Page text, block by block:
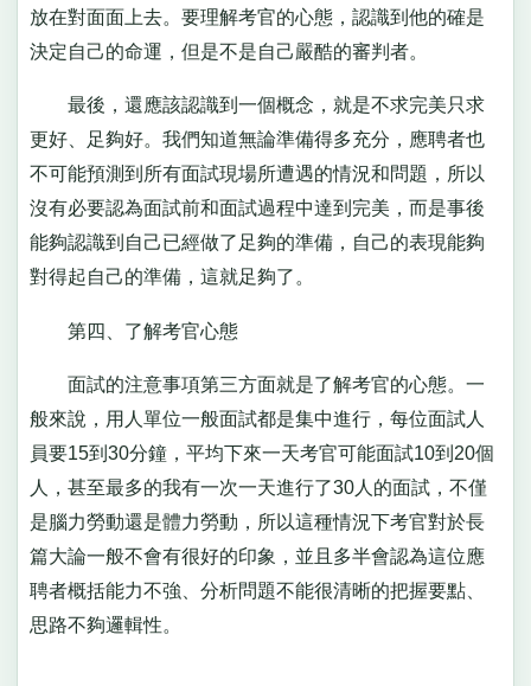
放在對面面上去。要理解考官的心態，認識到他的確是
決定自己的命運，但是不是自己嚴酷的審判者。
最後，還應該認識到一個概念，就是不求完美只求
更好、足夠好。我們知道無論準備得多充分，應聘者也
不可能預測到所有面試現場所遭遇的情況和問題，所以
沒有必要認為面試前和面試過程中達到完美，而是事後
能夠認識到自己已經做了足夠的準備，自己的表現能夠
對得起自己的準備，這就足夠了。
第四、了解考官心態
面試的注意事項第三方面就是了解考官的心態。一
般來說，用人單位一般面試都是集中進行，每位面試人
員要15到30分鐘，平均下來一天考官可能面試10到20個
人，甚至最多的我有一次一天進行了30人的面試，不僅
是腦力勞動還是體力勞動，所以這種情況下考官對於長
篇大論一般不會有很好的印象，並且多半會認為這位應
聘者概括能力不強、分析問題不能很清晰的把握要點、
思路不夠邏輯性。